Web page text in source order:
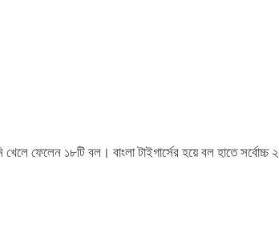
ফেলেন ১৮টি বল। বাংলা টাইগার্সের হয়ে বল হাতে সর্বোচ্চ ২